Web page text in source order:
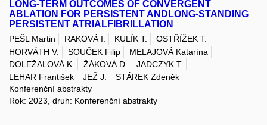
LONG-TERM OUTCOMES OF CONVERGENT
ABLATION FOR PERSISTENT ANDLONG-STANDING
PERSISTENT ATRIALFIBRILLATION
PEŠL Martin RAKOVÁ I. KULÍK T.
OSTŘÍŽEK T.
HORVÁTH V.
SOUČEK Filip
MELAJOVÁ Katarína
DOLEŽALOVÁ K.
ŽÁKOVÁ D.
JADCZYK T.
LEHAR František
JEŽ J.
STÁREK Zdeněk
Konferenční abstrakty
Rok: 2023, druh: Konferenční abstrakty